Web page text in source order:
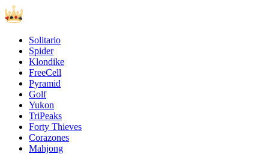
Solitario
Spider
Klondike
FreeCell
Pyramid
Golf
Yukon
TriPeaks
Forty Thieves
Corazones
Mahjong